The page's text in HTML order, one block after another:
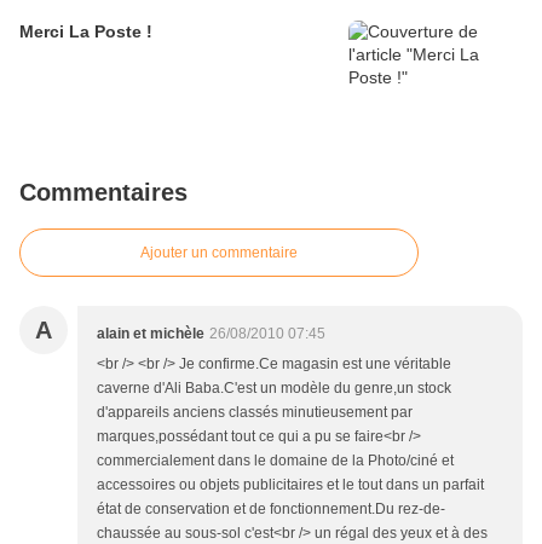
Merci La Poste !
Commentaires
Ajouter un commentaire
A alain et michèle 26/08/2010 07:45
<br /> <br /> Je confirme.Ce magasin est une véritable
caverne d'Ali Baba.C'est un modèle du genre,un stock
d'appareils anciens classés minutieusement par
marques,possédant tout ce qui a pu se faire<br />
commercialement dans le domaine de la Photo/ciné et
accessoires ou objets publicitaires et le tout dans un parfait
état de conservation et de fonctionnement.Du rez-de-
chaussée au sous-sol c'est<br /> un régal des yeux et à des